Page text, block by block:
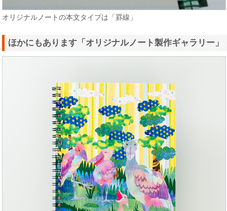
オリジナルノートの本文タイプは「罫線」
ほかにもあります「オリジナルノート製作ギャラリー」